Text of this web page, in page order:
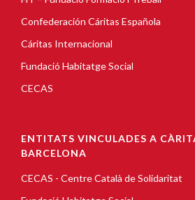
Confederación Cáritas Española
Cáritas Internacional
Fundació Habitatge Social
CECAS
ENTITATS VINCULADES A
BARCELONA
CECAS - Centre Català de Solidaritat